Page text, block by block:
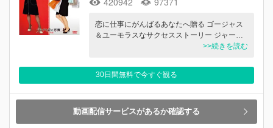
恋に仕事にがんばるあなたへ贈る ゴージャス
＆ユーモラスなサクセスストーリー ジャー…
>>続きを読む
30日間無料で今すぐ観る
動画配信サービスがあるか確認する